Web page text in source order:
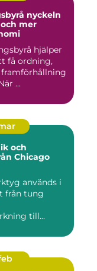
mer
hjälper
få ordning,
...
och
Chicago
används i
från tung
till...